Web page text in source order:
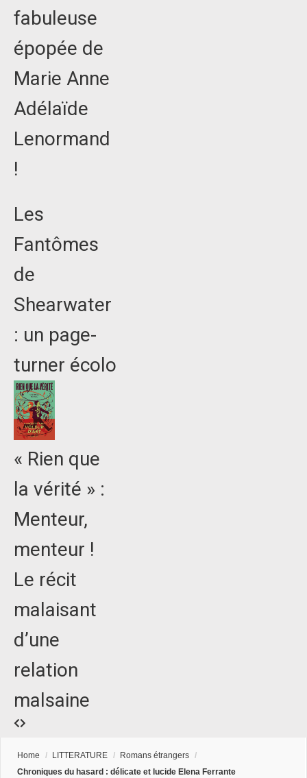
fabuleuse
épopée de
Marie Anne
Adélaïde
Lenormand
!
Les
Fantômes
de
Shearwater
: un page-
turner écolo
« Rien que
la vérité » :
Menteur,
menteur !
Le récit
malaisant
d’une
relation
malsaine
Home / LITTERATURE / Romans étrangers /
Chroniques du hasard : délicate et lucide Elena Ferrante